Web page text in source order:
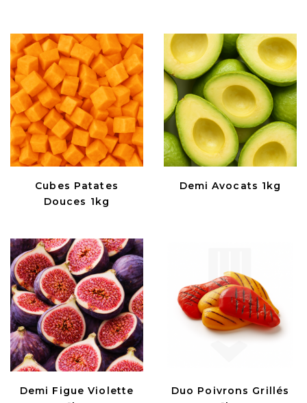
Cubes Patates
Douces 1kg
Demi Avocats 1kg
Demi Figue Violette
Duo Poivrons Grillés